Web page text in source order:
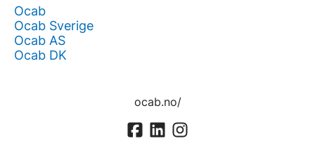
Ocab
Ocab Sverige
Ocab AS
Ocab DK
ocab.no/